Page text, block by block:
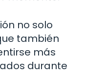
no solo
también
más
durante